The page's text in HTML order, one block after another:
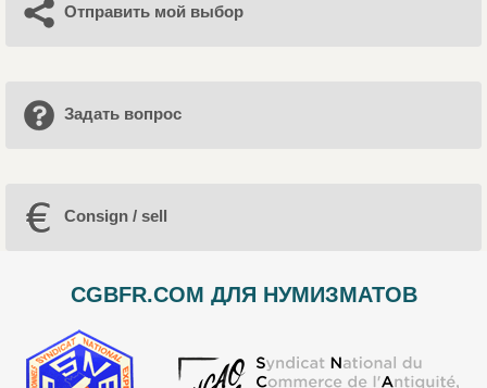
Отправить мой выбор
Задать вопрос
Consign / sell
CGBFR.COM ДЛЯ НУМИЗМАТОВ